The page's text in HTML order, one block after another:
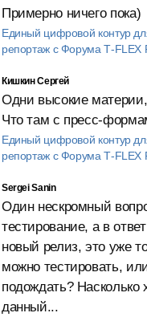
Примерно ничего пока)
Единый цифровой контур
репортаж с Форума T‑FLEX
Кишкин Сергей
Одни высокие материи,
Что там с пресс-
Единый цифровой контур
репортаж с Форума T‑FLEX
Sergei Sanin
Один нескромный
тестирование, а в
новый релиз, это уже
можно тестировать,
подождать? Насколько
данный...